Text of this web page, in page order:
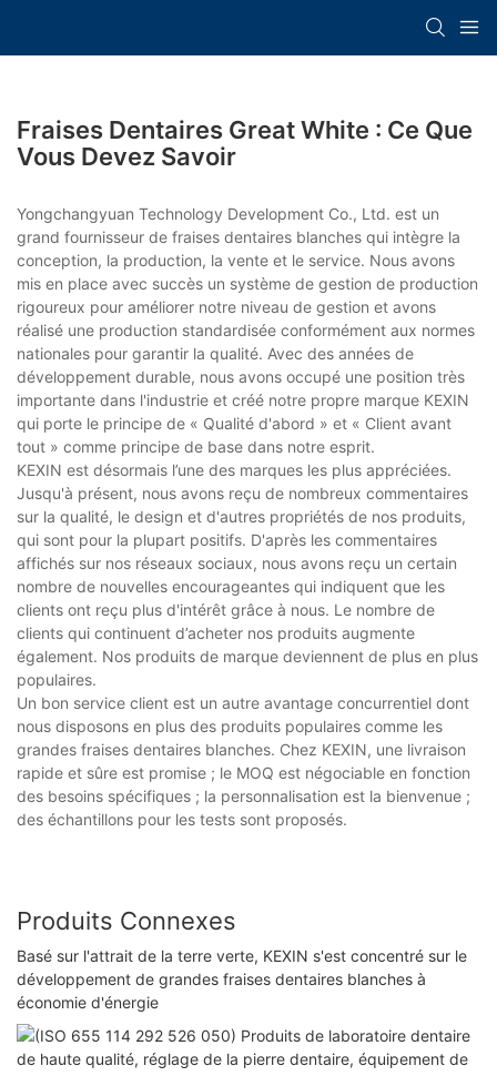
Fraises Dentaires Great White : Ce Que
Vous Devez Savoir
Yongchangyuan Technology Development Co., Ltd. est un
grand fournisseur de fraises dentaires blanches qui intègre la
conception, la production, la vente et le service. Nous avons
mis en place avec succès un système de gestion de production
rigoureux pour améliorer notre niveau de gestion et avons
réalisé une production standardisée conformément aux normes
nationales pour garantir la qualité. Avec des années de
développement durable, nous avons occupé une position très
importante dans l'industrie et créé notre propre marque KEXIN
qui porte le principe de « Qualité d'abord » et « Client avant
tout » comme principe de base dans notre esprit.
KEXIN est désormais l’une des marques les plus appréciées.
Jusqu'à présent, nous avons reçu de nombreux commentaires
sur la qualité, le design et d'autres propriétés de nos produits,
qui sont pour la plupart positifs. D'après les commentaires
affichés sur nos réseaux sociaux, nous avons reçu un certain
nombre de nouvelles encourageantes qui indiquent que les
clients ont reçu plus d'intérêt grâce à nous. Le nombre de
clients qui continuent d’acheter nos produits augmente
également. Nos produits de marque deviennent de plus en plus
populaires.
Un bon service client est un autre avantage concurrentiel dont
nous disposons en plus des produits populaires comme les
grandes fraises dentaires blanches. Chez KEXIN, une livraison
rapide et sûre est promise ; le MOQ est négociable en fonction
des besoins spécifiques ; la personnalisation est la bienvenue ;
des échantillons pour les tests sont proposés.
Produits Connexes
Basé sur l'attrait de la terre verte, KEXIN s'est concentré sur le
développement de grandes fraises dentaires blanches à
économie d'énergie